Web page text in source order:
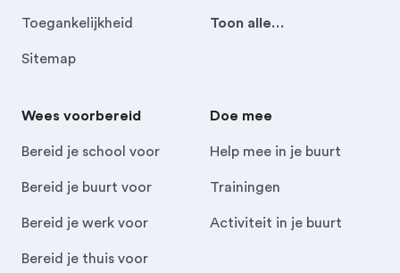
Toegankelijkheid
Sitemap
Toon alle…
Wees voorbereid
Bereid je school voor
Bereid je buurt voor
Bereid je werk voor
Bereid je thuis voor
Doe mee
Help mee in je buurt
Trainingen
Activiteit in je buurt